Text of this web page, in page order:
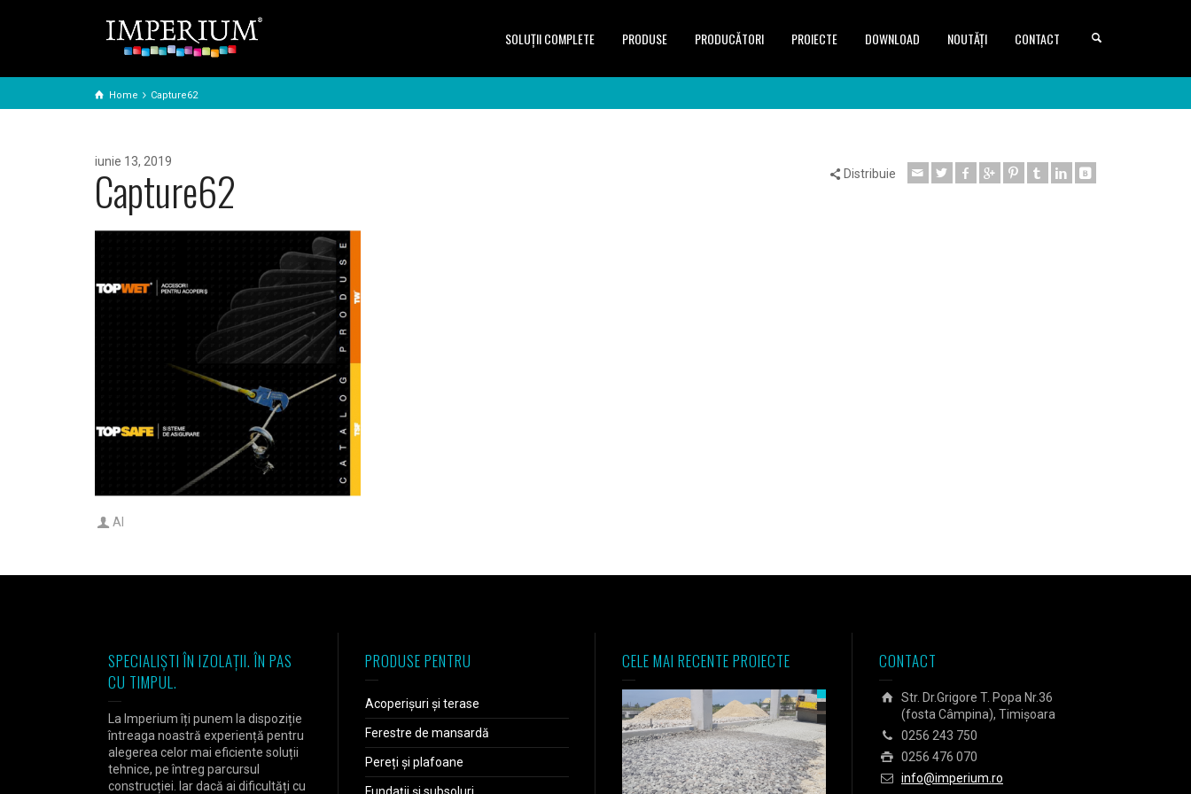
SOLUŢII COMPLETE PRODUSE PRODUCĂTORI PROIECTE DOWNLOAD NOUTĂȚI CONTACT
Home Capture62
iunie 13, 2019
Capture62 Distribuie
AI
SPECIALIȘTI ÎN IZOLAȚII. ÎN PAS
CU TIMPUL.
La Imperium îți punem la dispoziție
întreaga noastră experiență pentru
alegerea celor mai eficiente soluții
tehnice, pe întreg parcursul
construcției. Iar dacă ai dificultăți cu
PRODUSE PENTRU
Acoperișuri și terase
Ferestre de mansardă
Pereți și plafoane
CELE MAI RECENTE PROIECTE CONTACT
Str. Dr.Grigore T. Popa Nr.36
(fosta Câmpina), Timișoara
0256 243 750
0256 476 070
info@imperium.ro